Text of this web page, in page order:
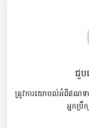
ជួប
ត្រូវការយោបល់អំពីឥណទា
អ្នកប្រឹ